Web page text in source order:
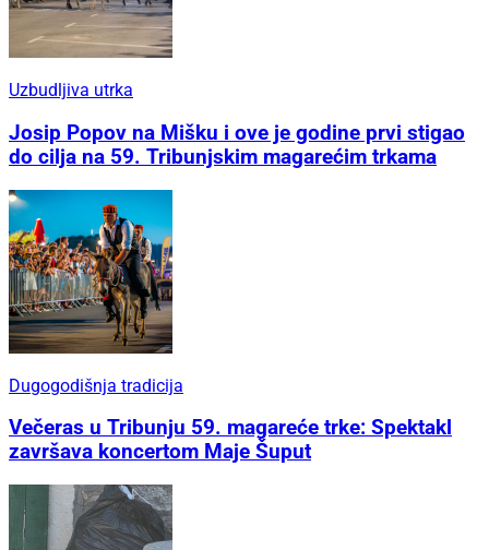
Uzbudljiva utrka
Josip Popov na Mišku i ove je godine prvi stigao
do cilja na 59. Tribunjskim magarećim trkama
Dugogodišnja tradicija
Večeras u Tribunju 59. magareće trke: Spektakl
završava koncertom Maje Šuput